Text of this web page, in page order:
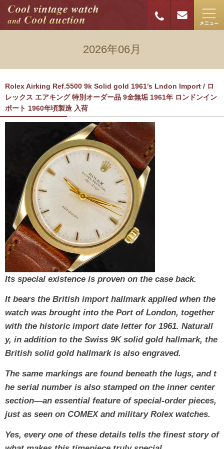
2026年06月
Rolex Airking Ref.5500 9k Solid gold 1961’s Lndon Import / ロ
レックス エアキング 特別オーダー品 9金無垢 1961年 ロンドンイン
ポート 1960年頃製造 入荷
Its special existence is proven on the case back.
It bears the British import hallmark applied when the
watch was brought into the Port of London, together
with the historic import date letter for 1961. Naturall
y, in addition to the Swiss 9K solid gold hallmark, the
British solid gold hallmark is also engraved.
The same markings are found beneath the lugs, and t
he serial number is also stamped on the inner center
section—an essential feature of special-order pieces,
just as seen on COMEX and military Rolex watches.
Yes, every one of these details tells the finest story of